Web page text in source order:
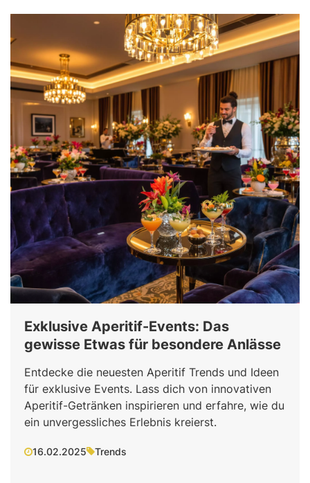
Exklusive Aperitif-Events: Das
gewisse Etwas für besondere Anlässe
Entdecke die neuesten Aperitif Trends und Ideen
für exklusive Events. Lass dich von innovativen
Aperitif-Getränken inspirieren und erfahre, wie du
ein unvergessliches Erlebnis kreierst.
16.02.2025 Trends